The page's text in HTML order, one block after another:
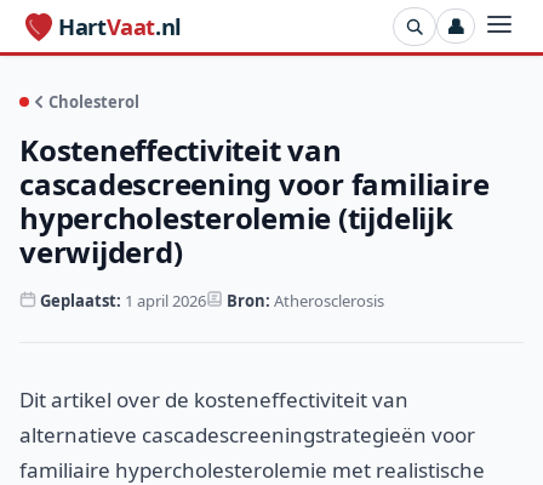
HartVaat.nl 👤
Cholesterol
Kosteneffectiviteit van
cascadescreening voor familiaire
hypercholesterolemie (tijdelijk
verwijderd)
Geplaatst: 1 april 2026 Bron: Atherosclerosis
Dit artikel over de kosteneffectiviteit van
alternatieve cascadescreeningstrategieën voor
familiaire hypercholesterolemie met realistische